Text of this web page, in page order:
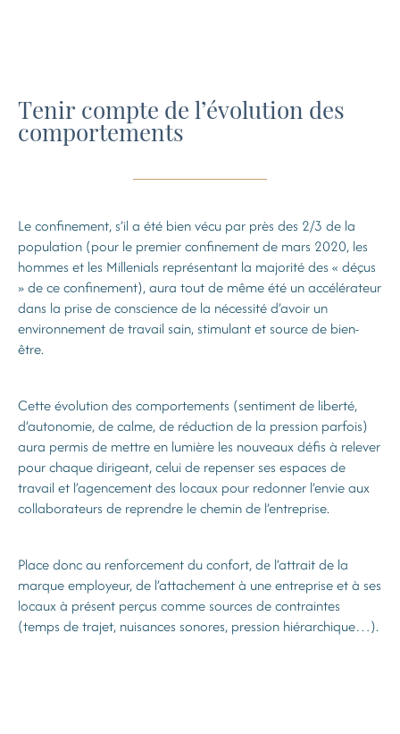
Tenir compte de l’évolution des
comportements
Le confinement, s’il a été bien vécu par près des 2/3 de la
population (pour le premier confinement de mars 2020, les
hommes et les Millenials représentant la majorité des « déçus
» de ce confinement), aura tout de même été un accélérateur
dans la prise de conscience de la nécessité d’avoir un
environnement de travail sain, stimulant et source de bien-
être.
Cette évolution des comportements (sentiment de liberté,
d’autonomie, de calme, de réduction de la pression parfois)
aura permis de mettre en lumière les nouveaux défis à relever
pour chaque dirigeant, celui de repenser ses espaces de
travail et l’agencement des locaux pour redonner l’envie aux
collaborateurs de reprendre le chemin de l’entreprise.
Place donc au renforcement du confort, de l’attrait de la
marque employeur, de l’attachement à une entreprise et à ses
locaux à présent perçus comme sources de contraintes
(temps de trajet, nuisances sonores, pression hiérarchique…).